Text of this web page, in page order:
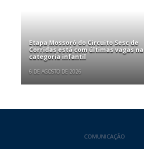
Etapa Mossoró do Circuito Sesc de
Corridas está com últimas vagas na
categoria infantil
6 DE AGOSTO DE 2026
COMUNICAÇÃO